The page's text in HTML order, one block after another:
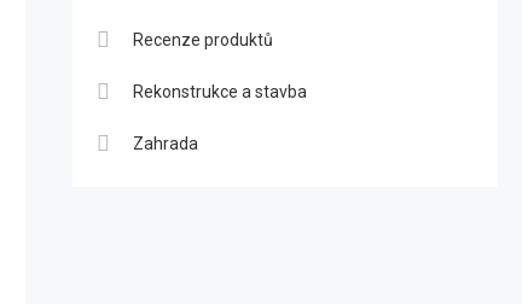
Recenze produktů
Rekonstrukce a stavba
Zahrada